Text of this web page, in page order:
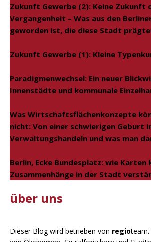
Zukunft Gewerbe (2): Keine Zukunft
Vergangenheit – Was aus den
geworden ist, die diese Stadt
Zukunft Gewerbe (1): Kleine
Paradigmenwechsel: Ein neuer
Innenstädte und kommunale
Was Wirtschaftsflächenkonzepte
nicht: Von einer schwierigen Geburt
Verwaltungshandeln und was man
Berlin, Ecke Bundesplatz: wie Karten
Zusammenhänge in der Stadt
über uns
Dieser Blog wird betrieben von regioteam.